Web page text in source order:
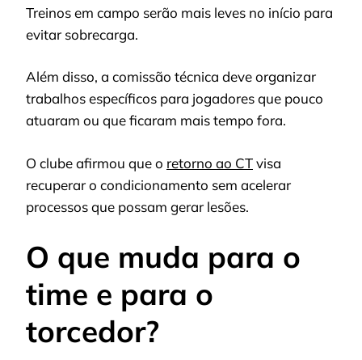
Treinos em campo serão mais leves no início para
evitar sobrecarga.
Além disso, a comissão técnica deve organizar
trabalhos específicos para jogadores que pouco
atuaram ou que ficaram mais tempo fora.
O clube afirmou que o retorno ao CTvisa
recuperar o condicionamento sem acelerar
processos que possam gerar lesões.
O que muda para o
time e para o
torcedor?